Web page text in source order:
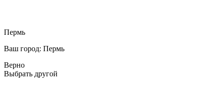
Пермь
Ваш город: Пермь
Верно
Выбрать другой